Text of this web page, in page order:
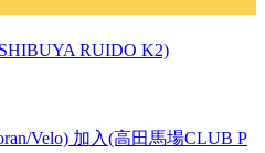
RUIDO K2)
Velo) 加入(高田馬場CLUB P